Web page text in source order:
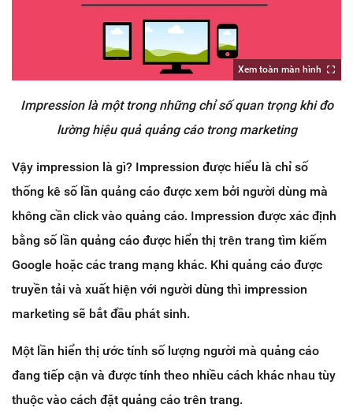
Xem toàn màn hình
Impression là một trong những chỉ số quan trọng khi đo
lường hiệu quả quảng cáo trong marketing
Vậy impression là gì? Impression được hiểu là chỉ số
thống kê số lần quảng cáo được xem bởi người dùng mà
không cần click vào quảng cáo. Impression được xác định
bằng số lần quảng cáo được hiển thị trên trang tìm kiếm
Google hoặc các trang mạng khác. Khi quảng cáo được
truyền tải và xuất hiện với người dùng thì impression
marketing sẽ bắt đầu phát sinh.
Một lần hiển thị ước tính số lượng người mà quảng cáo
đang tiếp cận và được tính theo nhiều cách khác nhau tùy
thuộc vào cách đặt quảng cáo trên trang.